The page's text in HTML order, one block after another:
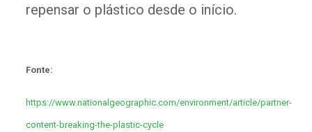
repensar o plástico desde o início.
Fonte:
https://www.nationalgeographic.com/environment/article/partner-
content-breaking-the-plastic-cycle